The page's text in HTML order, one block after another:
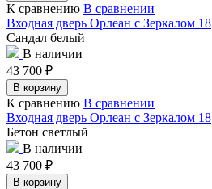
К сравнению В сравнении
Входная дверь Орлеан с Зеркалом 18
Сандал белый
В наличии
43 700 ₽
В корзину
К сравнению В сравнении
Входная дверь Орлеан с Зеркалом 18
Бетон светлый
В наличии
43 700 ₽
В корзину